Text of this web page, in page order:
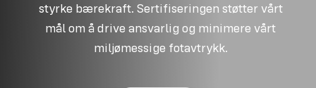
styrke bærekraft. Sertifiseringen støtter vårt
mål om å drive ansvarlig og minimere vårt
miljømessige fotavtrykk.